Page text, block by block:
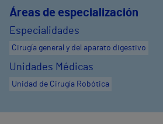
Áreas de especialización
Especialidades
Cirugía general y del aparato digestivo
Unidades Médicas
Unidad de Cirugía Robótica